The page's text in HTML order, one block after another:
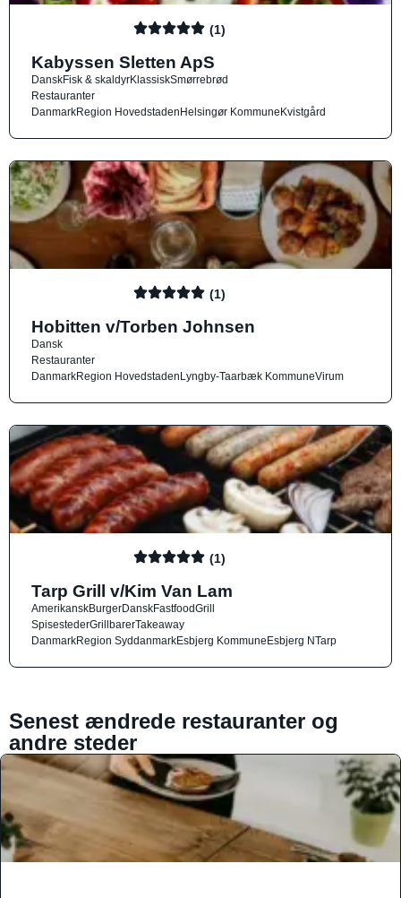
(1)
Kabyssen Sletten ApS
DanskFisk & skaldyrKlassiskSmørrebrød
Restauranter
DanmarkRegion HovedstadenHelsingør KommuneKvistgård
(1)
Hobitten v/Torben Johnsen
Dansk
Restauranter
DanmarkRegion HovedstadenLyngby-Taarbæk KommuneVirum
(1)
Tarp Grill v/Kim Van Lam
AmerikanskBurgerDanskFastfoodGrill
SpisestederGrillbarerTakeaway
DanmarkRegion SyddanmarkEsbjerg KommuneEsbjerg NTarp
Senest ændrede restauranter og
andre steder